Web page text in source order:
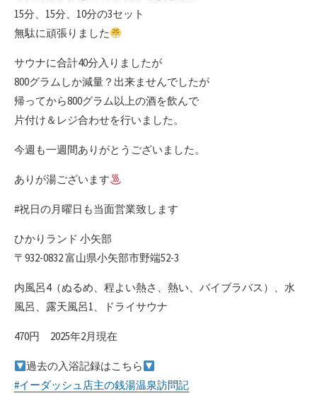
15分、15分、10分の3セット
無駄に頑張りました
サウナに合計40分入りましたが
800グラムしか減量？出来ませんでしたが
帰ってから800グラム以上の酒を飲んで
片付け＆レジ合わせを行いました。
今週も一週間ありがとうございました。
ありが湯ございます
#祝日の月曜日も当面営業致します
ひかりランド 小矢部
〒932-0832 富山県小矢部市野端52-3
内風呂4（ぬるめ、程よい熱さ、熱い、バイブラバス）、水
風呂、露天風呂1、ドライサウナ
470円 2025年2月現在
過去の入浴記録はこちら
#イーダッシュ店主の銭湯温泉訪問記